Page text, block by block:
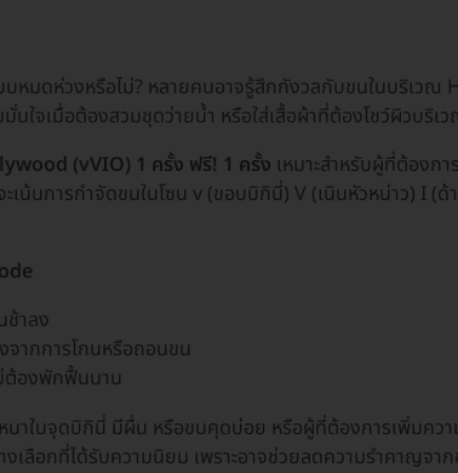
บบหมดห่วงหรือไม่? หลายคนอาจรู้สึกกังวลกับขนในบริเว
ใจเมื่อต้องสวมชุดว่ายน้ำ หรือใส่เสื้อผ้าที่ต้องโชว์ผิวบริเ
(vVIO) 1 ครั้ง ฟรี! 1 ครั้ง เหมาะสำหรับผู้ที่ต้องก
น้นการกำจัดขนในโซน v (ขอบบิกินี่) V (เนินหัวหน่าว) I (ด้
ช้าลง
จากการโกนหรือถอนขน
ต้องพักฟื้นนาน
าในจุดบิกินี่ มีผื่น หรือขนคุดบ่อย หรือผู้ที่ต้องการเพิ่มควา
งเลือกที่ได้รับความนิยม เพราะอาจช่วยลดความรำคาญจาก